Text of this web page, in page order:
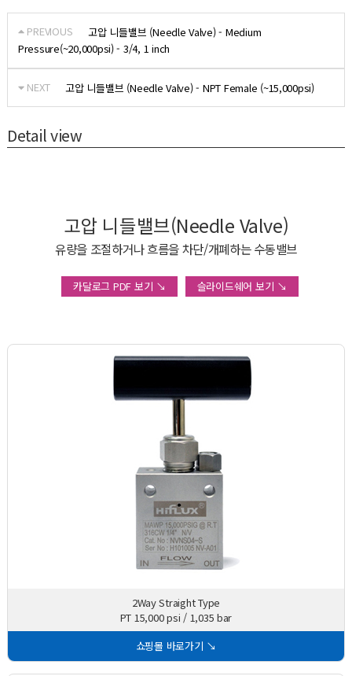
PREVIOUS
고압 니들밸브 (Needle Valve) - Medium
Pressure(~20,000psi) - 3/4, 1 inch
NEXT 고압 니들밸브 (Needle Valve) - NPT Female (~15,000psi)
Detail view
고압 니들밸브(Needle Valve)
유량을 조절하거나 흐름을 차단/개폐하는 수동밸브
카달로그 PDF 보기 ↘ 슬라이드쉐어 보기 ↘
2Way Straight Type
PT 15,000 psi / 1,035 bar
쇼핑몰 바로가기 ↘